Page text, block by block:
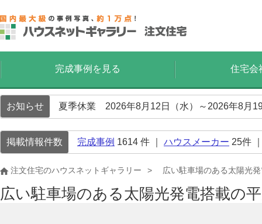
完成事例を見る 住宅会
お知らせ 夏季休業 2026年8月12日（水）～2026年8月
掲載情報件数 完成事例 1614 件 ｜ ハウスメーカー 25件
注文住宅のハウスネットギャラリー 広い駐車場のある太陽光
広い駐車場のある太陽光発電搭載の